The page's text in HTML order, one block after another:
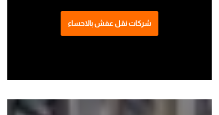
شركات نقل عفش بالاحساء